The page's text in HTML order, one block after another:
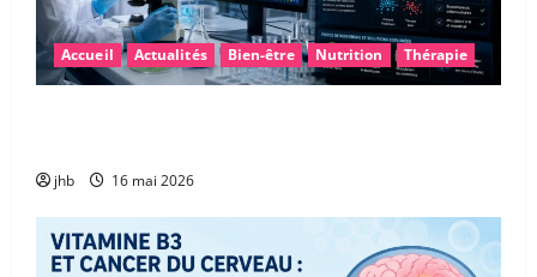
Accueil Actualités Bien-être Nutrition Thérapie
jhb 16 mai 2026